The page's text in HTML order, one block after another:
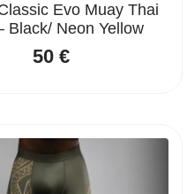
Evo Muay Thai
Black/ Neon Yellow
50€